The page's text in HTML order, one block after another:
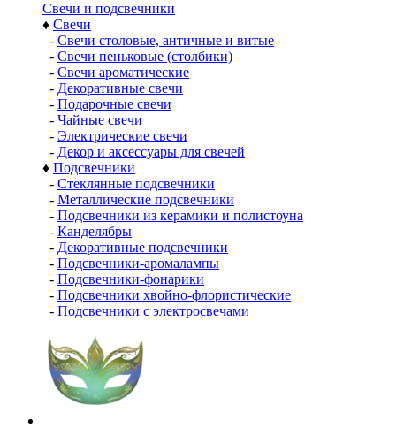
Свечи и подсвечники
♦ Свечи
- Свечи столовые, античные и витые
- Свечи пеньковые (столбики)
- Свечи ароматические
- Декоративные свечи
- Подарочные свечи
- Чайные свечи
- Электрические свечи
- Декор и аксессуары для свечей
♦ Подсвечники
- Стеклянные подсвечники
- Металлические подсвечники
- Подсвечники из керамики и полистоуна
- Канделябры
- Декоративные подсвечники
- Подсвечники-аромалампы
- Подсвечники-фонарики
- Подсвечники хвойно-флористические
- Подсвечники с электросвечами